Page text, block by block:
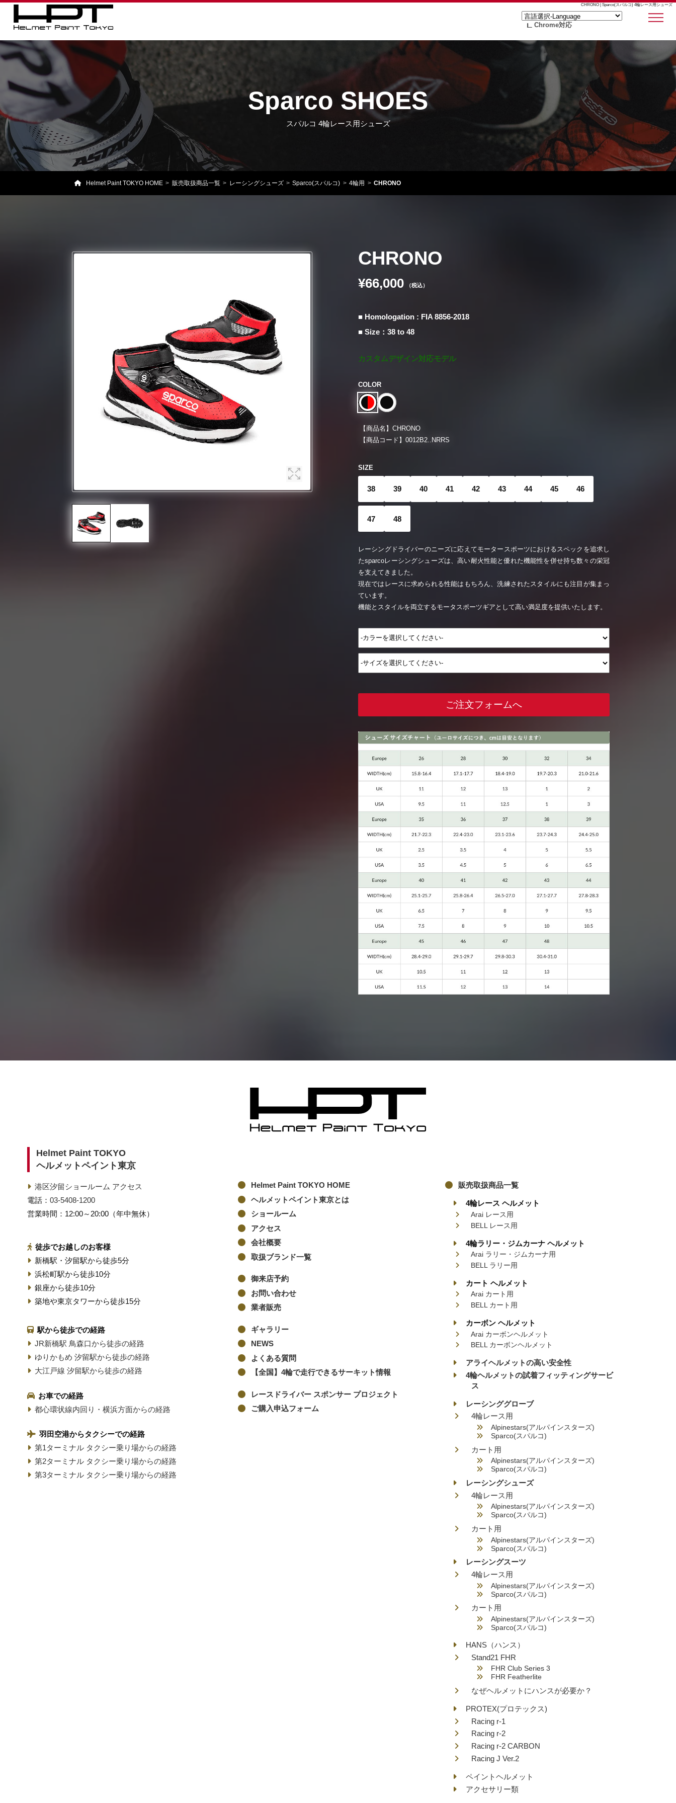
CHRONO | Sparco(スパルコ) 4輪レース用シューズ
Chrome対応
Sparco SHOES
スパルコ 4輪レース用シューズ
Helmet Paint TOKYO HOME 販売取扱商品一覧 レーシングシューズ Sparco(スパルコ) 4輪用 CHRONO
CHRONO
¥66,000 （税込）
■ Homologation : FIA 8856-2018
■ Size：38 to 48
カスタムデザイン対応モデル
COLOR
【商品名】CHRONO
【商品コード】0012B2..NRRS
SIZE
38 39 40 41 42 43 44 45 46
47 48
レーシングドライバーのニーズに応えてモータースポーツにおけるスペックを追求し
たsparcoレーシングシューズは、高い耐火性能と優れた機能性を併せ持ち数々の栄冠
を支えてきました。
現在ではレースに求められる性能はもちろん、洗練されたスタイルにも注目が集まっ
ています。
機能とスタイルを両立するモータスポーツギアとして高い満足度を提供いたします。
ご注文フォームへ
Helmet Paint TOKYO
ヘルメットペイント東京
港区汐留ショールーム アクセス
電話： 03-5408-1200
営業時間：12:00～20:00（年中無休）
徒歩でお越しのお客様
新橋駅・汐留駅から徒歩5分
浜松町駅から徒歩10分
銀座から徒歩10分
築地や東京タワーから徒歩15分
駅から徒歩での経路
JR新橋駅 鳥森口から徒歩の経路
ゆりかもめ 汐留駅から徒歩の経路
大江戸線 汐留駅から徒歩の経路
お車での経路
都心環状線内回り・横浜方面からの経路
羽田空港からタクシーでの経路
第1ターミナル タクシー乗り場からの経路
第2ターミナル タクシー乗り場からの経路
第3ターミナル タクシー乗り場からの経路
Helmet Paint TOKYO HOME
ヘルメットペイント東京とは
ショールーム
アクセス
会社概要
取扱ブランド一覧
御来店予約
お問い合わせ
業者販売
ギャラリー
NEWS
よくある質問
【全国】4輪で走行できるサーキット情報
レースドライバー スポンサー プロジェクト
ご購入申込フォーム
販売取扱商品一覧
4輪レース ヘルメット
Arai レース用
BELL レース用
4輪ラリー・ジムカーナ ヘルメット
Arai ラリー・ジムカーナ用
BELL ラリー用
カート ヘルメット
Arai カート用
BELL カート用
カーボン ヘルメット
Arai カーボンヘルメット
BELL カーボンヘルメット
アライヘルメットの高い安全性
4輪ヘルメットの試着フィッティングサービ
ス
レーシンググローブ
4輪レース用
Alpinestars(アルパインスターズ)
Sparco(スパルコ)
カート用
Alpinestars(アルパインスターズ)
Sparco(スパルコ)
レーシングシューズ
4輪レース用
Alpinestars(アルパインスターズ)
Sparco(スパルコ)
カート用
Alpinestars(アルパインスターズ)
Sparco(スパルコ)
レーシングスーツ
4輪レース用
Alpinestars(アルパインスターズ)
Sparco(スパルコ)
カート用
Alpinestars(アルパインスターズ)
Sparco(スパルコ)
HANS（ハンス）
Stand21 FHR
FHR Club Series 3
FHR Featherlite
なぜヘルメットにハンスが必要か？
PROTEX(プロテックス)
Racing r-1
Racing r-2
Racing r-2 CARBON
Racing J Ver.2
ペイントヘルメット
アクセサリー類